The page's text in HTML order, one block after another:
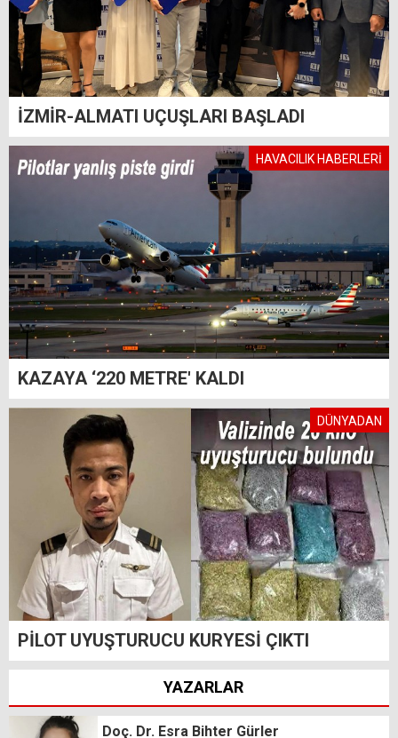
İZMİR-ALMATI UÇUŞLARI BAŞLADI
HAVACILIK HABERLERİ
KAZAYA ‘220 METRE' KALDI
DÜNYADAN
PİLOT UYUŞTURUCU KURYESİ ÇIKTI
YAZARLAR
Doç. Dr. Esra Bihter Gürler